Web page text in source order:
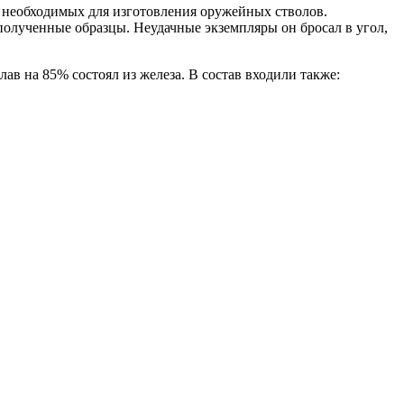
для изготовления оружейных стволов.
образцы. Неудачные экземпляры он бросал в угол,
на 85% состоял из железа. В состав входили также: